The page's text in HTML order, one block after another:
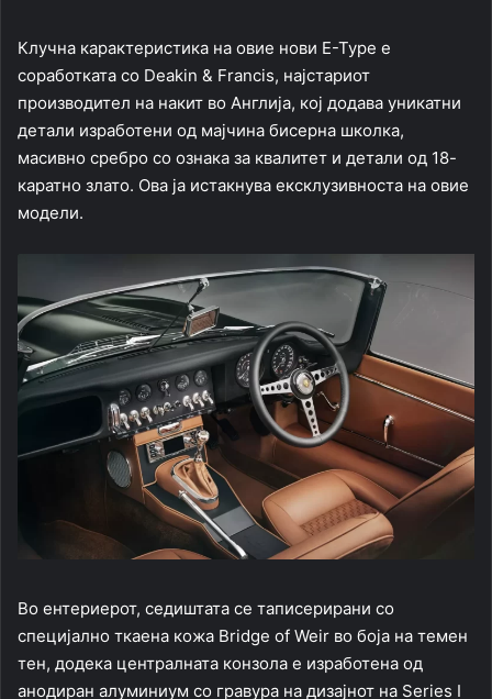
Клучна карактеристика на овие нови E-Type е
соработката со Deakin & Francis, најстариот
производител на накит во Англија, кој додава уникатни
детали изработени од мајчина бисерна школка,
масивно сребро со ознака за квалитет и детали од 18-
каратно злато. Ова ја истакнува ексклузивноста на овие
модели.
Во ентериерот, седиштата се таписерирани со
специјално ткаена кожа Bridge of Weir во боја на темен
тен, додека централната конзола е изработена од
анодиран алуминиум со гравура на дизајнот на Series I